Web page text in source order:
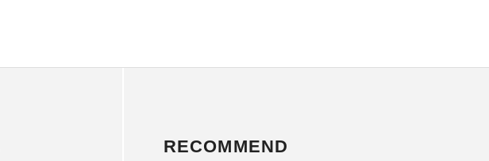
RECOMMEND